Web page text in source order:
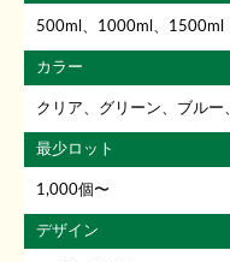
500ml、1000ml、1500ml
カラー
クリア、グリーン、ブルー
最少ロット
1,000個〜
デザイン